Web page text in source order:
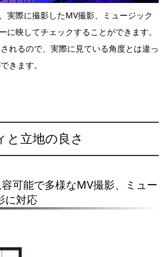
実際に撮影したMV撮影、ミュージック
に映してチェックすることができます。
れるので、実際に見ている角度とは違っ
きます。
と立地の良さ
可能で多様なMV撮影、ミュー
に対応